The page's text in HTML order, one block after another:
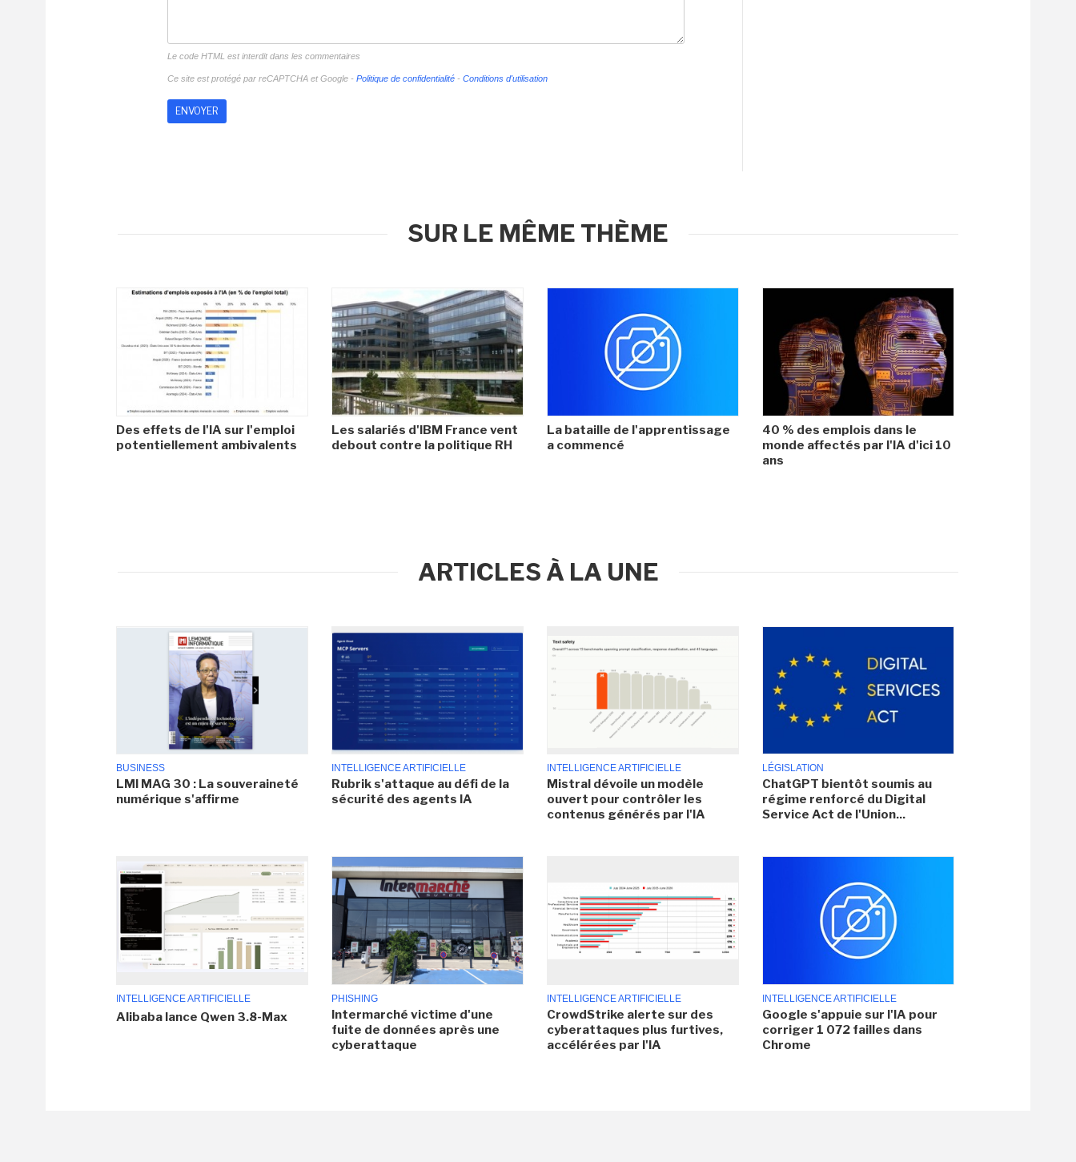
Le code HTML est interdit dans les commentaires
Ce site est protégé par reCAPTCHA et Google - Politique de confidentialité - Conditions d'utilisation
SUR LE MÊME THÈME
Des effets de l'IA sur l'emploi
potentiellement ambivalents
Les salariés d'IBM France vent
debout contre la politique RH
La bataille de l'apprentissage
a commencé
40 % des emplois dans le
monde affectés par l'IA d'ici 10
ans
ARTICLES À LA UNE
BUSINESS
LMI MAG 30 : La souveraineté
numérique s'affirme
INTELLIGENCE ARTIFICIELLE
Rubrik s'attaque au défi de la
sécurité des agents IA
INTELLIGENCE ARTIFICIELLE
Mistral dévoile un modèle
ouvert pour contrôler les
contenus générés par l'IA
LÉGISLATION
ChatGPT bientôt soumis au
régime renforcé du Digital
Service Act de l'Union...
INTELLIGENCE ARTIFICIELLE
Alibaba lance Qwen 3.8-Max
PHISHING
Intermarché victime d'une
fuite de données après une
cyberattaque
INTELLIGENCE ARTIFICIELLE
CrowdStrike alerte sur des
cyberattaques plus furtives,
accélérées par l'IA
INTELLIGENCE ARTIFICIELLE
Google s'appuie sur l'IA pour
corriger 1 072 failles dans
Chrome